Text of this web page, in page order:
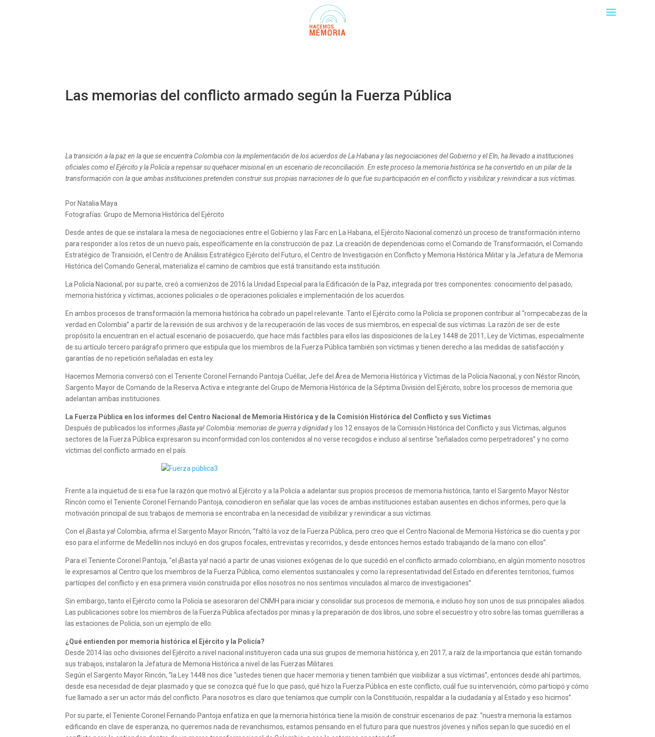
Las memorias del conflicto armado según la Fuerza Pública
La transición a la paz en la que se encuentra Colombia con la implementación de los acuerdos de La Habana y las negociaciones del Gobierno y el Eln, ha llevado a instituciones
oficiales como el Ejército y la Policía a repensar su quehacer misional en un escenario de reconciliación. En este proceso la memoria histórica se ha convertido en un pilar de la
transformación con la que ambas instituciones pretenden construir sus propias narraciones de lo que fue su participación en el conflicto y visibilizar y reivindicar a sus víctimas.
Por Natalia Maya
Fotografías: Grupo de Memoria Histórica del Ejército
Desde antes de que se instalara la mesa de negociaciones entre el Gobierno y las Farc en La Habana, el Ejército Nacional comenzó un proceso de transformación interno
para responder a los retos de un nuevo país, específicamente en la construcción de paz. La creación de dependencias como el Comando de Transformación, el Comando
Estratégico de Transición, el Centro de Análisis Estratégico Ejército del Futuro, el Centro de Investigación en Conflicto y Memoria Histórica Militar y la Jefatura de Memoria
Histórica del Comando General, materializa el camino de cambios que está transitando esta institución.
La Policía Nacional, por su parte, creó a comienzos de 2016 la Unidad Especial para la Edificación de la Paz, integrada por tres componentes: conocimiento del pasado,
memoria histórica y víctimas, acciones policiales o de operaciones policiales e implementación de los acuerdos.
En ambos procesos de transformación la memoria histórica ha cobrado un papel relevante. Tanto el Ejército como la Policía se proponen contribuir al “rompecabezas de la
verdad en Colombia” a partir de la revisión de sus archivos y de la recuperación de las voces de sus miembros, en especial de sus víctimas. La razón de ser de este
propósito la encuentran en el actual escenario de posacuerdo, que hace más factibles para ellos las disposiciones de la Ley 1448 de 2011, Ley de Víctimas, especialmente
de su artículo tercero parágrafo primero que estipula que los miembros de la Fuerza Pública también son víctimas y tienen derecho a las medidas de satisfacción y
garantías de no repetición señaladas en esta ley.
Hacemos Memoria conversó con el Teniente Coronel Fernando Pantoja Cuéllar, Jefe del Área de Memoria Histórica y Víctimas de la Policía Nacional, y con Néstor Rincón,
Sargento Mayor de Comando de la Reserva Activa e integrante del Grupo de Memoria Histórica de la Séptima División del Ejército, sobre los procesos de memoria que
adelantan ambas instituciones.
La Fuerza Pública en los informes del Centro Nacional de Memoria Histórica y de la Comisión Histórica del Conflicto y sus Víctimas
Después de publicados los informes¡Basta ya! Colombia: memorias de guerra y dignidady los 12 ensayos de la Comisión Histórica del Conflicto y sus Víctimas, algunos
sectores de la Fuerza Pública expresaron su inconformidad con los contenidos al no verse recogidos e incluso al sentirse “señalados como perpetradores” y no como
víctimas del conflicto armado en el país.
Frente a la inquietud de si esa fue la razón que motivó al Ejército y a la Policía a adelantar sus propios procesos de memoria histórica, tanto el Sargento Mayor Néstor
Rincón como el Teniente Coronel Fernando Pantoja, coincidieron en señalar que las voces de ambas instituciones estaban ausentes en dichos informes, pero que la
motivación principal de sus trabajos de memoria se encontraba en la necesidad de visibilizar y reivindicar a sus víctimas.
Con el ¡Basta ya! Colombia, afirma el Sargento Mayor Rincón, “faltó la voz de la Fuerza Pública, pero creo que el Centro Nacional de Memoria Histórica se dio cuenta y por
eso para el informe de Medellín nos incluyó en dos grupos focales, entrevistas y recorridos, y desde entonces hemos estado trabajando de la mano con ellos”.
Para el Teniente Coronel Pantoja, “el ¡Basta ya! nació a partir de unas visiones exógenas de lo que sucedió en el conflicto armado colombiano, en algún momento nosotros
le expresamos al Centro que los miembros de la Fuerza Pública, como elementos sustanciales y como la representatividad del Estado en diferentes territorios, fuimos
partícipes del conflicto y en esa primera visión construida por ellos nosotros no nos sentimos vinculados al marco de investigaciones”.
Sin embargo, tanto el Ejército como la Policía se asesoraron del CNMH para iniciar y consolidar sus procesos de memoria, e incluso hoy son unos de sus principales aliados.
Las publicaciones sobre los miembros de la Fuerza Pública afectados por minas y la preparación de dos libros, uno sobre el secuestro y otro sobre las tomas guerrilleras a
las estaciones de Policía, son un ejemplo de ello.
¿Qué entienden por memoria histórica el Ejército y la Policía?
Desde 2014 las ocho divisiones del Ejército a nivel nacional instituyeron cada una sus grupos de memoria histórica y, en 2017, a raíz de la importancia que están tomando
sus trabajos, instalaron la Jefatura de Memoria Histórica a nivel de las Fuerzas Militares.
Según el Sargento Mayor Rincón, “la Ley 1448 nos dice “ustedes tienen que hacer memoria y tienen también que visibilizar a sus víctimas”, entonces desde ahí partimos,
desde esa necesidad de dejar plasmado y que se conozca qué fue lo que pasó, qué hizo la Fuerza Pública en este conflicto, cuál fue su intervención, cómo participó y cómo
fue llamado a ser un actor más del conflicto. Para nosotros es claro que teníamos que cumplir con la Constitución, respaldar a la ciudadanía y al Estado y eso hicimos”.
Por su parte, el Teniente Coronel Fernando Pantoja enfatiza en que la memoria histórica tiene la misión de construir escenarios de paz: “nuestra memoria la estamos
edificando en clave de esperanza, no queremos nada de revanchismos, estamos pensando en el futuro para que nuestros jóvenes y niños sepan lo que sucedió en el